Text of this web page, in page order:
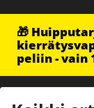
🎁
peliin - vain